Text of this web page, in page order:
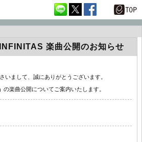
楽曲公開のお知らせ
いまして、誠にありがとうございます。
の楽曲公開についてご案内いたします。